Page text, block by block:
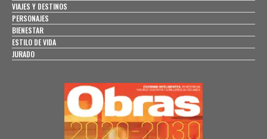
VIAJES Y DESTINOS
PERSONAJES
BIENESTAR
ESTILO DE VIDA
JURADO